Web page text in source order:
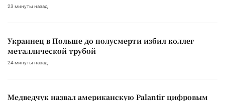
23 минуты назад
Украинец в Польше до полусмерти избил коллег
металлической трубой
24 минуты назад
Медведчук назвал американскую Palantir цифровым